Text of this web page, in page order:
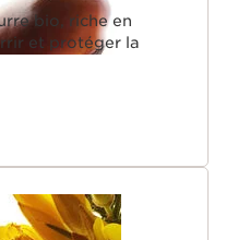
bio, riche en
et protéger la